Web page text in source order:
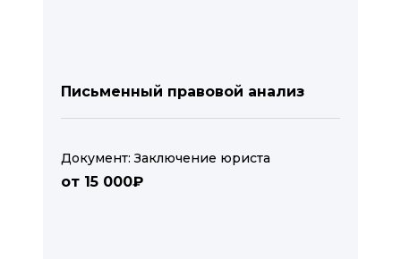
Письменный правовой анализ
Документ: Заключение юриста
от 15 000₽